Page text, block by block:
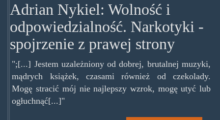
Adrian Nykiel: Wolność i
odpowiedzialność. Narkotyki -
spojrzenie z prawej strony
";[...] Jestem uzależniony od dobrej, brutalnej muzyki,
mądrych książek, czasami również od czekolady.
Mogę stracić mój nie najlepszy wzrok, mogę utyć lub
ogłuchnąć[...]"